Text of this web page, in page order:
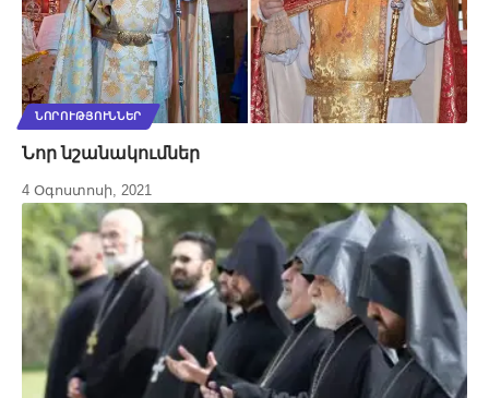
ՆՈՐՈՒԹՅՈՒՆՆԵՐ
Նոր նշանակումներ
4 Օգոստոսի, 2021